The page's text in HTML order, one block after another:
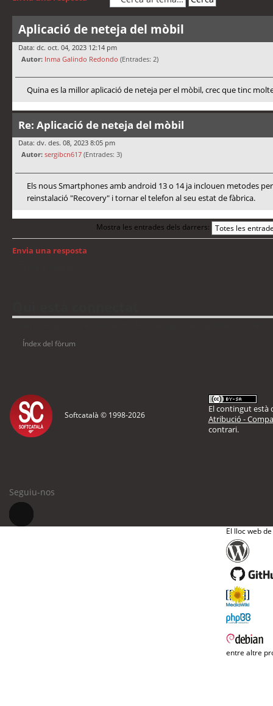
Aplicació de neteja del mòbil
Data: dc. oct. 04, 2023 12:14 pm
Autor: Inma Galindo Redondo (Entrades: 2)
Quina es la millor aplicació de neteja per el mòbil, crec que tinc
Re: Aplicació de neteja del mòbil
Data: dv. des. 08, 2023 8:05 pm
Autor: sergibcn617 (Entrades: 3)
Els nous Smartphones amb android 13 o 14 ja inclouen metodes
reinstalació "Recovery" i tornar el telefon al seu estat de fàbrica.
Mostra les entrades dels darrers:
Envia una resposta
Índex del fòrum
Softcatalà © 1998-2026
El contingut està
Atribució -
contrari.
Seguiu-nos
El lloc web
entre altre